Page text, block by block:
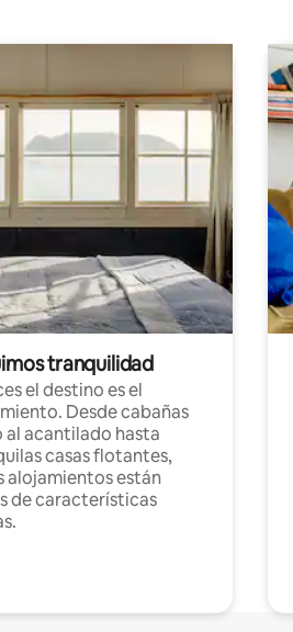
tranquilidad
el destino es el
Desde cabañas
al acantilado hasta
casas flotantes,
alojamientos están
de características